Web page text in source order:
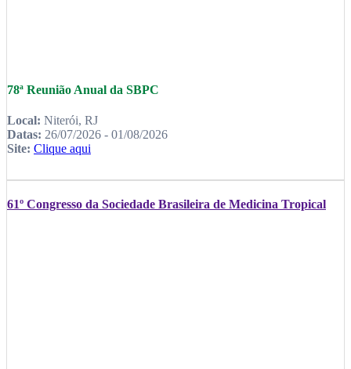
78ª Reunião Anual da SBPC
Local: Niterói, RJ
Datas: 26/07/2026 - 01/08/2026
Site: Clique aqui
61º Congresso da Sociedade Brasileira de Medicina Tropical